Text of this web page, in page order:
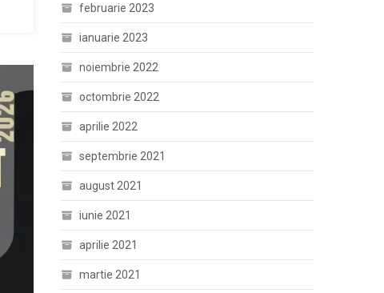
februarie 2023
ianuarie 2023
noiembrie 2022
octombrie 2022
aprilie 2022
septembrie 2021
august 2021
iunie 2021
aprilie 2021
martie 2021